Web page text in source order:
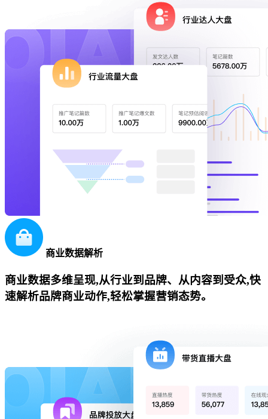
商业数据解析
商业数据多维呈现,从行业到品牌、从内容到受众,快
速解析品牌商业动作,轻松掌握营销态势。